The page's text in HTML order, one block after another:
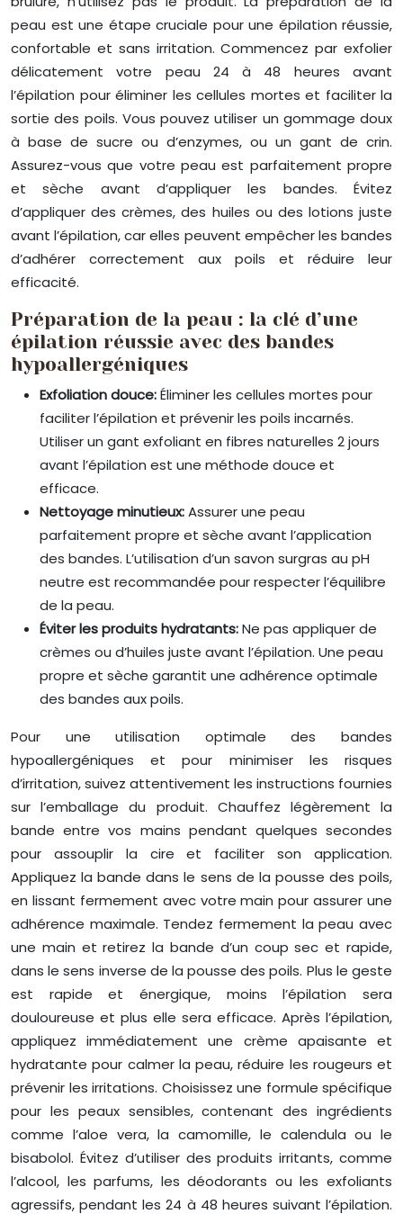
peau est une étape cruciale pour une épilation réussie,
confortable et sans irritation. Commencez par exfolier
délicatement votre peau 24 à 48 heures avant
l’épilation pour éliminer les cellules mortes et faciliter la
sortie des poils. Vous pouvez utiliser un gommage doux
à base de sucre ou d’enzymes, ou un gant de crin.
Assurez-vous que votre peau est parfaitement propre
et sèche avant d’appliquer les bandes. Évitez
d’appliquer des crèmes, des huiles ou des lotions juste
avant l’épilation, car elles peuvent empêcher les bandes
d’adhérer correctement aux poils et réduire leur
efficacité.
Préparation de la peau : la clé d’une
épilation réussie avec des bandes
hypoallergéniques
Exfoliation douce:Éliminer les cellules mortes pour
faciliter l’épilation et prévenir les poils incarnés.
Utiliser un gant exfoliant en fibres naturelles 2 jours
avant l’épilation est une méthode douce et
efficace.
Nettoyage minutieux:Assurer une peau
parfaitement propre et sèche avant l’application
des bandes. L’utilisation d’un savon surgras au pH
neutre est recommandée pour respecter l’équilibre
de la peau.
Éviter les produits hydratants:Ne pas appliquer de
crèmes ou d’huiles juste avant l’épilation. Une peau
propre et sèche garantit une adhérence optimale
des bandes aux poils.
Pour une utilisation optimale des bandes
hypoallergéniques et pour minimiser les risques
d’irritation, suivez attentivement les instructions fournies
sur l’emballage du produit. Chauffez légèrement la
bande entre vos mains pendant quelques secondes
pour assouplir la cire et faciliter son application.
Appliquez la bande dans le sens de la pousse des poils,
en lissant fermement avec votre main pour assurer une
adhérence maximale. Tendez fermement la peau avec
une main et retirez la bande d’un coup sec et rapide,
dans le sens inverse de la pousse des poils. Plus le geste
est rapide et énergique, moins l’épilation sera
douloureuse et plus elle sera efficace. Après l’épilation,
appliquez immédiatement une crème apaisante et
hydratante pour calmer la peau, réduire les rougeurs et
prévenir les irritations. Choisissez une formule spécifique
pour les peaux sensibles, contenant des ingrédients
comme l’aloe vera, la camomille, le calendula ou le
bisabolol. Évitez d’utiliser des produits irritants, comme
l’alcool, les parfums, les déodorants ou les exfoliants
agressifs, pendant les 24 à 48 heures suivant l’épilation.